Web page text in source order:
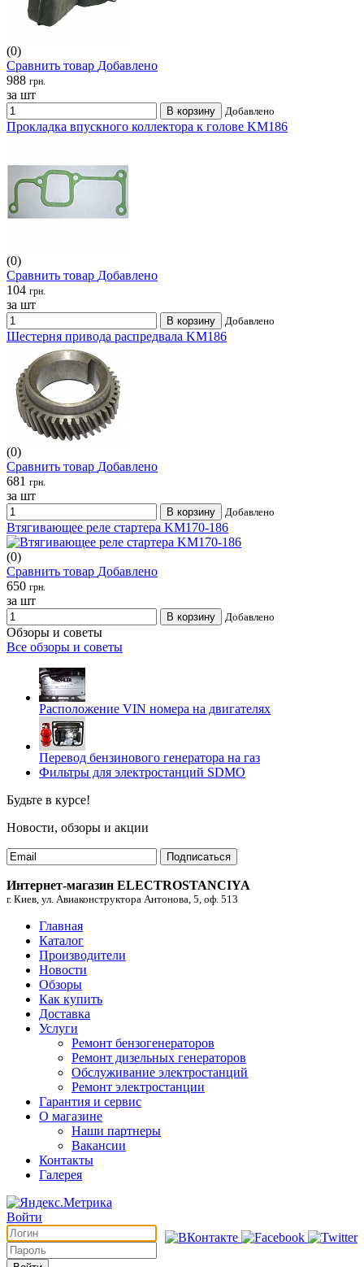
(0)
Сравнить товар Добавлено
988 грн.
за шт
В корзину Добавлено
Прокладка впускного коллектора к голове KM186
(0)
Сравнить товар Добавлено
104 грн.
за шт
В корзину Добавлено
Шестерня привода распредвала KM186
(0)
Сравнить товар Добавлено
681 грн.
за шт
В корзину Добавлено
Втягивающее реле стартера KM170-186
(0)
Сравнить товар Добавлено
650 грн.
за шт
В корзину Добавлено
Обзоры и советы
Все обзоры и советы
Расположение VIN номера на двигателях
Перевод бензинового генератора на газ
Фильтры для электростанций SDMO
Будьте в курсе!
Новости, обзоры и акции
Подписаться
Интернет-магазин ELECTROSTANCIYA
г. Киев, ул. Авиаконструктора Антонова, 5, оф. 513
Главная
Каталог
Производители
Новости
Обзоры
Как купить
Доставка
Услуги
Ремонт бензогенераторов
Ремонт дизельных генераторов
Обслуживание электростанций
Ремонт электростанции
Гарантия и сервис
О магазине
Наши партнеры
Вакансии
Контакты
Галерея
Войти